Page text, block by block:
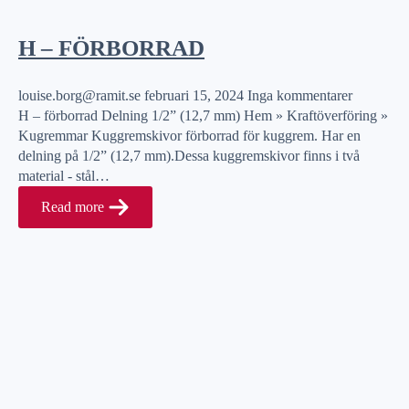
H – FÖRBORRAD
louise.borg@ramit.se februari 15, 2024 Inga kommentarer
H – förborrad Delning 1/2” (12,7 mm) Hem » Kraftöverföring »
Kugremmar Kuggremskivor förborrad för kuggrem. Har en
delning på 1/2” (12,7 mm).Dessa kuggremskivor finns i två
material - stål…
Read more